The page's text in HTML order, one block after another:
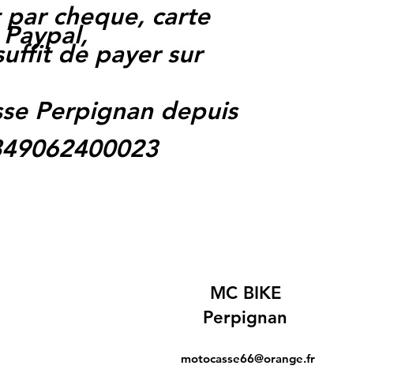
par cheque, carte
de payer sur
Perpignan depuis
MC BIKE
Perpignan
motocasse66@orange.fr